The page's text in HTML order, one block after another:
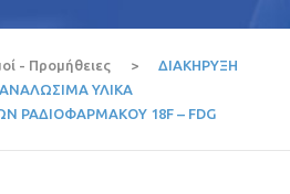
- Προμήθειες >
ΔΙΑΚΗΡΥΞΗ
ΥΛΙΚΑ
ΡΑΔΙΟΦΑΡΜΑΚΟΥ 18F – FDG